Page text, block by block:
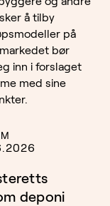
å tilby
på
bør
inn i forslaget
med sine
deponi